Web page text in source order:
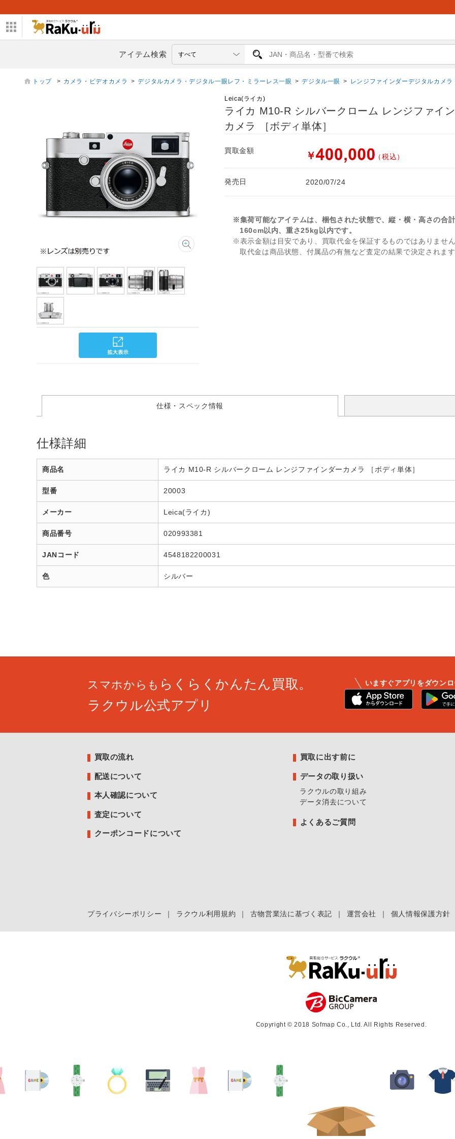
アイテム検索
トップ > カメラ・ビデオカメラ > デジタルカメラ・デジタル一眼レフ・ミラーレス一眼 > デジタル一眼 > レンジファインダーデジタルカメラ
Leica(ライカ)
ライカ M10-R シルバークローム レンジファイ
カメラ ［ボディ単体］
買取金額 ￥ （税込）
発売日 2020/07/24
※集荷可能なアイテムは、梱包された状態で、縦・横・高さの合
160cm以内、重さ25kg以内です。
※表示金額は目安であり、買取代金を保証するものではありませ
取代金は商品状態、付属品の有無など査定の結果で決定されま
仕様・スペック情報
仕様詳細
商品名 ライカ M10-R シルバークローム レンジファインダーカメラ ［ボディ単体］
型番 20003
メーカー Leica(ライカ)
商品番号 020993381
JANコード 4548182200031
色 シルバー
スマホからも らくらくかんたん買取。
ラクウル公式アプリ
いますぐアプリをダウン
買取の流れ
配送について
本人確認について
査定について
クーポンコードについて
買取に出す前に
データの取り扱い
ラクウルの取り組み
データ消去について
よくあるご質問
プライバシーポリシー ｜ ラクウル利用規約 ｜ 古物営業法に基づく表記 ｜ 運営会社 ｜ 個人情報保護方針
Copyright © 2018 Sofmap Co., Ltd. All Rights Reserved.